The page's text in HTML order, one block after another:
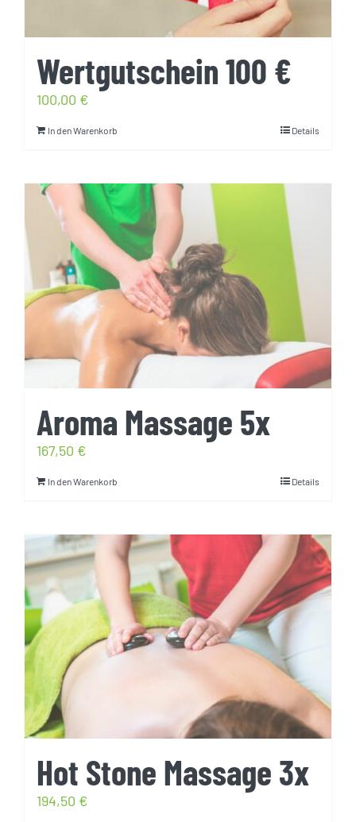
Wertgutschein 100 €
100,00 €
In den Warenkorb Details
Aroma Massage 5x
167,50 €
In den Warenkorb Details
Hot Stone Massage 3x
194,50 €